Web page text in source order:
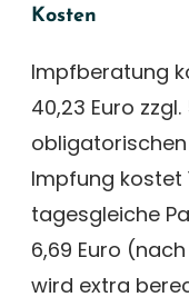
Kosten
Impfberatung
40,23 Euro
Impfung kostet
tagesgleiche
6,69 Euro
wird extra